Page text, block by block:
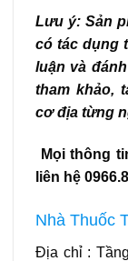
Lưu ý: Sản
có tác dụng
luận và
tham khảo,
cơ địa từng
Mọi thông
liên hệ
Nhà Thuốc
Địa chỉ :